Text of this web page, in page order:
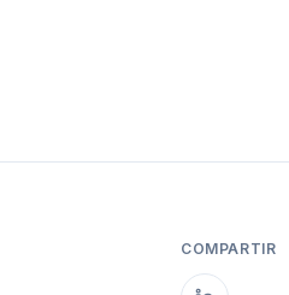
COMPARTIR